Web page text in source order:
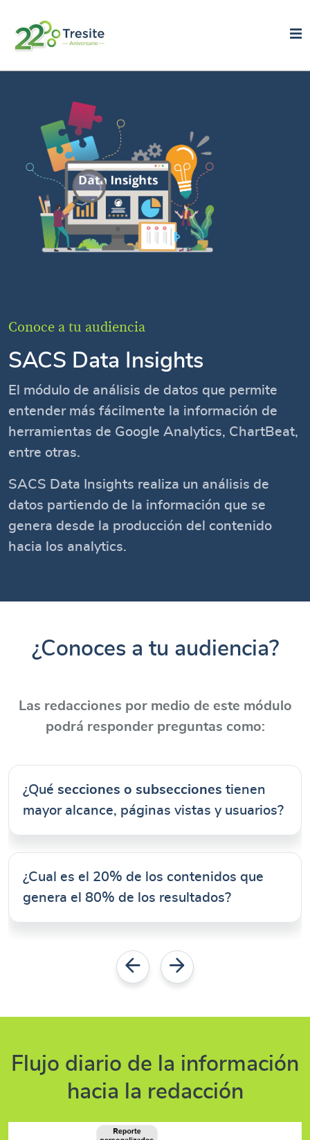
Conoce a tu audiencia
SACS Data Insights
El módulo de análisis de datos que permite
entender más fácilmente la información de
herramientas de Google Analytics, ChartBeat,
entre otras.
SACS Data Insights realiza un análisis de
datos partiendo de la información que se
genera desde la producción del contenido
hacia los analytics.
¿Conoces a tu audiencia?
Las redacciones por medio de este módulo
podrá responder preguntas como:
¿Qué secciones o subsecciones tienen
mayor alcance, páginas vistas y usuarios?
¿Cual es el 20% de los contenidos que
genera el 80% de los resultados?
Flujo diario de la información
hacia la redacción